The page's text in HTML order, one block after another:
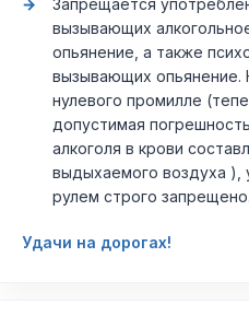
Запрещается
вызывающих
опьянение, а также
вызывающих опьянение.
нулевого промилле
допустимая
алкоголя в крови
выдыхаемого воздуха ),
рулем строго запрещено.
Удачи на дорогах!